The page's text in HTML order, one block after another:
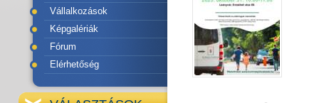
Vállalkozások
Képgalériák
Fórum
Elérhetőség